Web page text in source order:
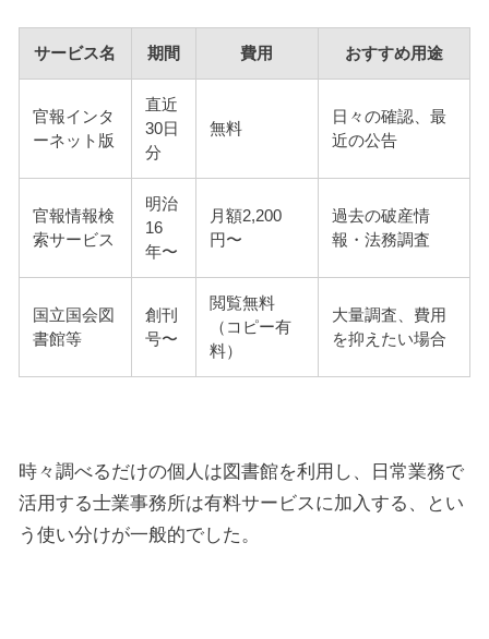
サービス名 期間 費用 おすすめ用途
官報インタ
ーネット版
直近
30日
分
無料
日々の確認、最
近の公告
官報情報検
索サービス
明治
16
年〜
月額2,200
円〜
過去の破産情
報・法務調査
国立国会図
書館等
創刊
号〜
閲覧無料
（コピー有
料）
大量調査、費用
を抑えたい場合
時々調べるだけの個人は図書館を利用し、日常業務で
活用する士業事務所は有料サービスに加入する、とい
う使い分けが一般的でした。